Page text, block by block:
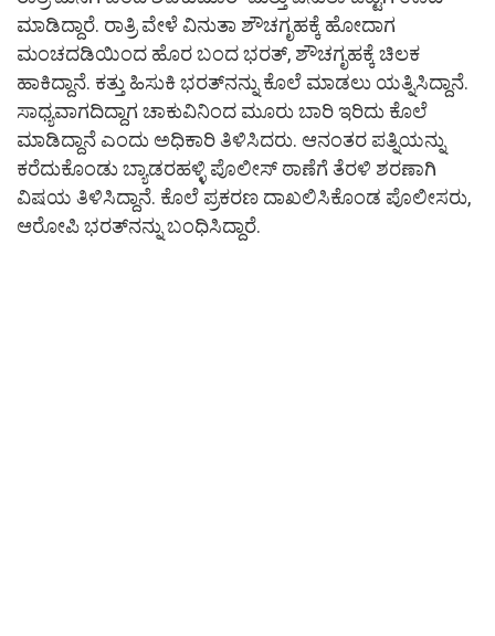
ಮಾಡಿದ್ದಾರೆ. ರಾತ್ರಿ ವೇಳೆ ವಿನುತಾ ಶೌಚಗೃಹಕ್ಕೆ ಹೋದಾಗ
ಮಂಚದಡಿಯಿಂದ ಹೊರ ಬಂದ ಭರತ್‌, ಶೌಚಗೃಹಕ್ಕೆ ಚಿಲಕ
ಹಾಕಿದ್ದಾನೆ. ಕತ್ತು ಹಿಸುಕಿ ಭರತ್‌ನನ್ನು ಕೊಲೆ ಮಾಡಲು ಯತ್ನಿಸಿದ್ದಾನೆ.
ಸಾಧ್ಯವಾಗದಿದ್ದಾಗ ಚಾಕುವಿನಿಂದ ಮೂರು ಬಾರಿ ಇರಿದು ಕೊಲೆ
ಮಾಡಿದ್ದಾನೆ ಎಂದು ಅಧಿಕಾರಿ ತಿಳಿಸಿದರು. ಆನಂತರ ಪತ್ನಿಯನ್ನು
ಕರೆದುಕೊಂಡು ಬ್ಯಾಡರಹಳ್ಳಿ ಪೊಲೀಸ್‌ ಠಾಣೆಗೆ ತೆರಳಿ ಶರಣಾಗಿ
ವಿಷಯ ತಿಳಿಸಿದ್ದಾನೆ. ಕೊಲೆ ಪ್ರಕರಣ ದಾಖಲಿಸಿಕೊಂಡ ಪೊಲೀಸರು,
ಆರೋಪಿ ಭರತ್‌ನನ್ನು ಬಂಧಿಸಿದ್ದಾರೆ.